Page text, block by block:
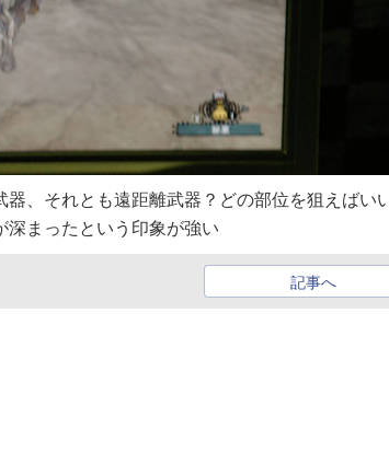
、それとも遠距離武器？どの部位を狙えばい
深まったという印象が強い
記事へ